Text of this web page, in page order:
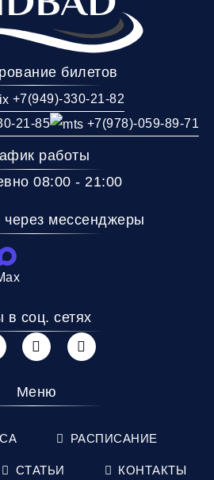
Комфорт
Wi-Fi
багаж -
билетов
+7(949)-330-21-82
21-85
+7(978)-059-89-71
работы
08:00 - 21:00
через мессенджеры
соц. сетях
Меню
РАСПИСАНИЕ
СТАТЬИ КОНТАКТЫ